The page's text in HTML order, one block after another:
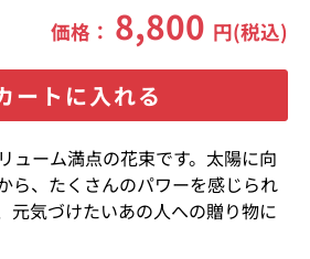
価格： 8,800 円(税込)
ートに入れる
ューム満点の花束です。太陽に向
ら、たくさんのパワーを感じられ
元気づけたいあの人への贈り物に